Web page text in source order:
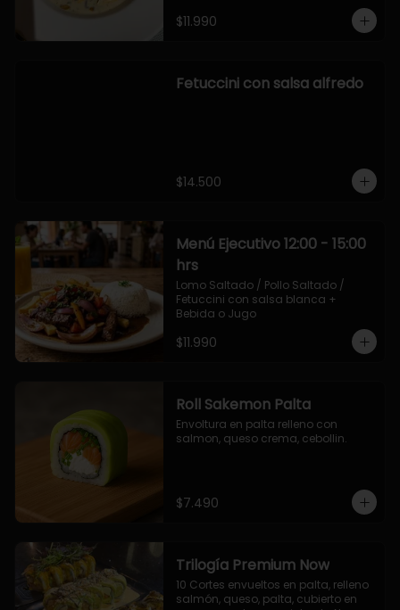
$11.990
Fetuccini con salsa alfredo
$14.500
Menú Ejecutivo 12:00 - 15:00
hrs
Lomo Saltado / Pollo Saltado /
Fetuccini con salsa blanca +
Bebida o Jugo
$11.990
Roll Sakemon Palta
Envoltura en palta relleno con
salmon, queso crema, cebollin.
$7.490
Trilogía Premium Now
10 Cortes envueltos en palta, relleno
salmón, queso, palta, cubierto en